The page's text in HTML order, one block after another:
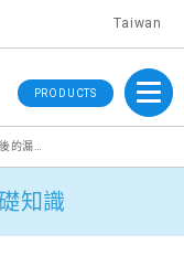
Taiwan
PRODUCTS
Menu
知識